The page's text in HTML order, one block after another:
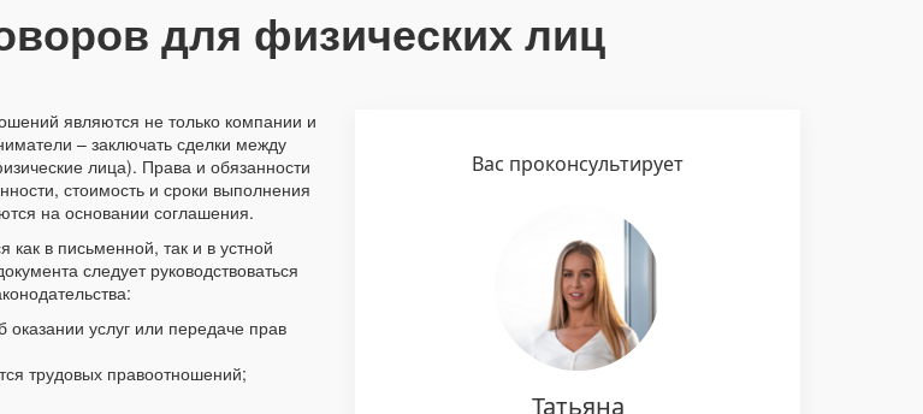
для физических лиц
являются не только компании и
– заключать сделки между
лица). Права и обязанности
стоимость и сроки выполнения
на основании соглашения.
как в письменной, так и в устной
следует руководствоваться
услуг или передаче прав
трудовых правоотношений;
Вас проконсультирует
Татьяна